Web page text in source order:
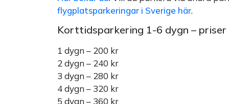
flygplatsparkeringar i Sverige här.
Korttidsparkering 1-6 dygn – priser
1 dygn – 200 kr
2 dygn – 240 kr
3 dygn – 280 kr
4 dygn – 320 kr
5 dygn – 360 kr